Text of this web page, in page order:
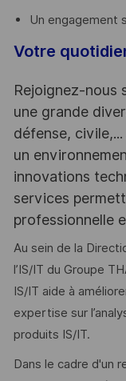
Un engagement
Votre
Rejoignez-nous
une grande
défense,
un
innovations
services
professionnelle
Au sein de la
l’IS/IT du Groupe
IS/IT aide à
expertise sur
produits IS/IT.
Dans le cadre d'un